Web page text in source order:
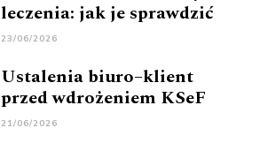
leczenia: jak je sprawdzić
23/06/2026
Ustalenia biuro–klient
przed wdrożeniem KSeF
21/06/2026